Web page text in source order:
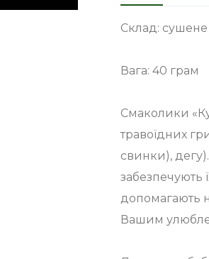
Склад: сушене
Вага: 40 грам
Смаколики
травоїдних
свинки), дегу).
забезпечують
допомагають
Вашим